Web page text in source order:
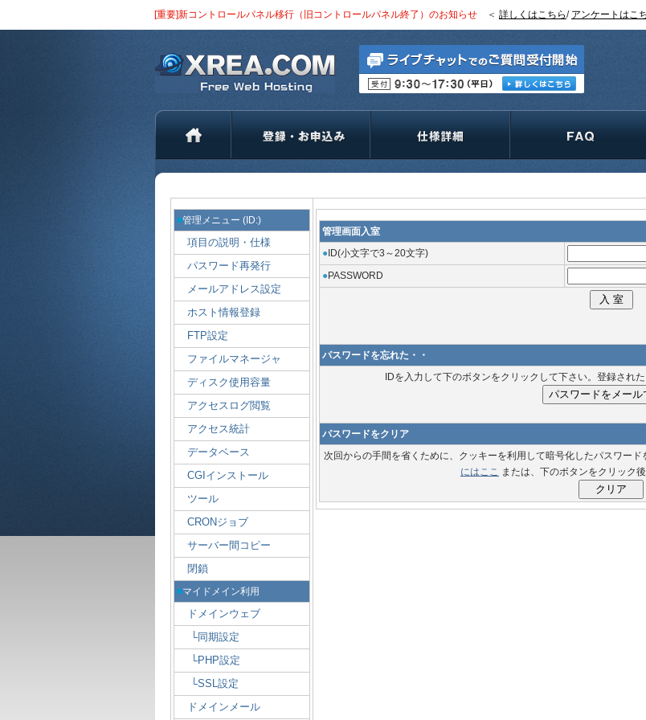
[重要]新コントロールパネル移行（旧コントロールパネル終了）のお知らせ ＜ 詳しくはこちら/ アンケートはこ
■管理メニュー (ID:)
■マイドメイン利用
管理画面入室
●ID(小文字で3～20文字)
●PASSWORD
パスワードを忘れた・・
IDを入力して下のボタンをクリックして下さい。登録され
パスワードをクリア
次回からの手間を省くために、クッキーを利用して暗号化したパスワード
にはここ または、下のボタンをクリック